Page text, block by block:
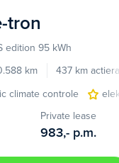
tron
edition 95 kWh
km 437 km
climate controle
Private lease
983,- p.m.